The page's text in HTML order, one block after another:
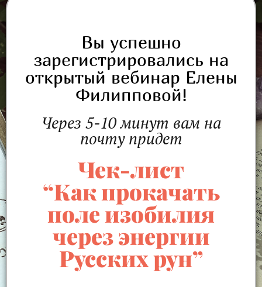
Вы успешно
зарегистрировались на
открытый вебинар Елены
Филипповой!
Через 5-10 минут вам на
почту придет
Чек-лист
“Как прокачать
поле изобилия
через энергии
Русских рун”